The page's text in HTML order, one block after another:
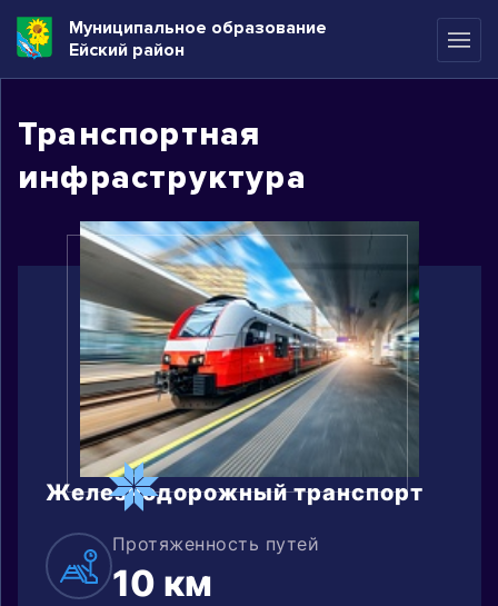
Муниципальное образование
Ейский район
Транспортная
инфраструктура
Железнодорожный транспорт
Протяженность путей
10 км